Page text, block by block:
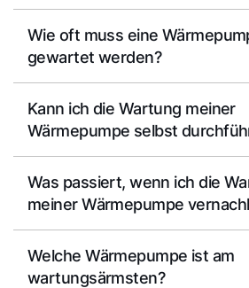
Wie oft muss eine
gewartet werden?
Kann ich die Wartung meiner
Wärmepumpe selbst
Was passiert, wenn ich die
meiner Wärmepumpe
Welche Wärmepumpe ist am
wartungsärmsten?